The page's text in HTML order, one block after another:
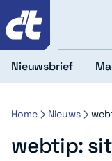
Nieuwsbrief
Home Nieuws
webtip: